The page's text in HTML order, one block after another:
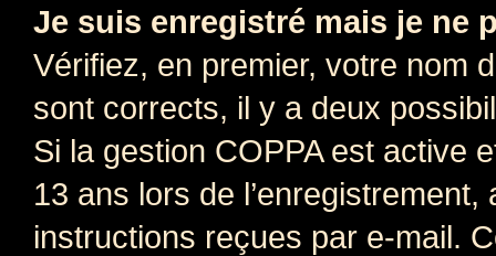
Je suis enregistré mais je ne
Vérifiez, en premier, votre nom
sont corrects, il y a deux
Si la gestion COPPA est active
13 ans lors de
instructions reçues par e-mail.